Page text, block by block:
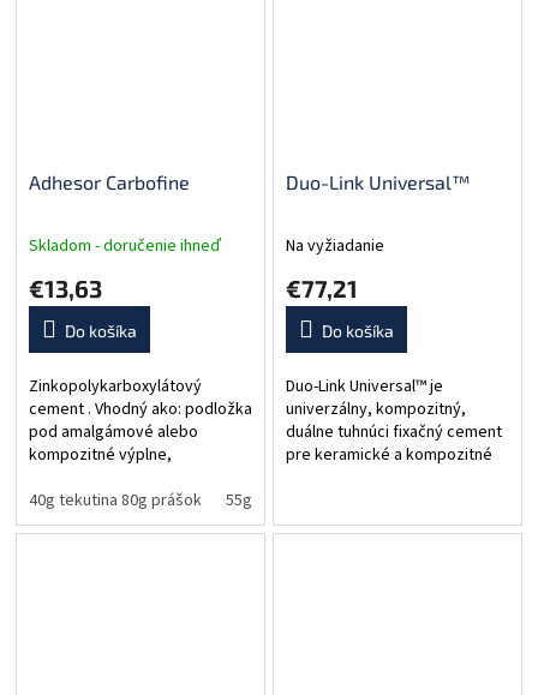
Adhesor Carbofine
Skladom - doručenie ihneď
€13,63
Do košíka
Zinkopolykarboxylátový
cement . Vhodný ako: podložka
pod amalgámové alebo
kompozitné výplne,
výplň, permanentný a
semipermanentný fixačný
40g tekutina 80g prášok 55g tekutina 80g prášok
Duo-Link Universal™
Na vyžiadanie
€77,21
Do košíka
Duo-Link Universal™ je
univerzálny, kompozitný,
duálne tuhnúci fixačný cement
pre keramické a kompozitné
plniva.